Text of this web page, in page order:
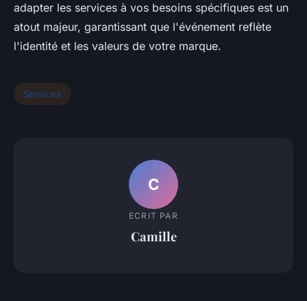
adapter les services à vos besoins spécifiques est un
atout majeur, garantissant que l'événement reflète
l'identité et les valeurs de votre marque.
Services
C
ECRIT PAR
Camille